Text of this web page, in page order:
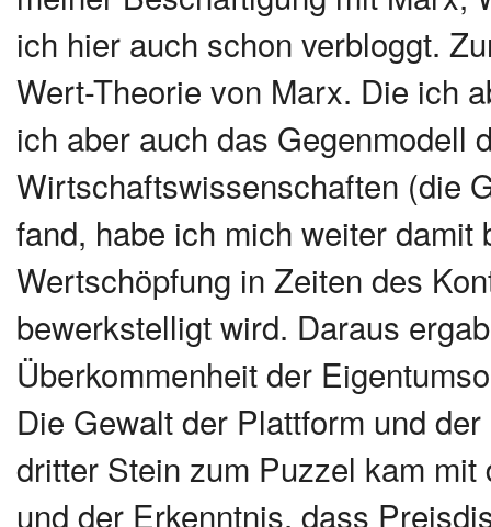
ich hier auch schon verbloggt.
Wert-Theorie von Marx. Die ich
ich aber auch das Gegenmodell
Wirtschaftswissenschaften (die
fand, habe ich mich weiter
Wertschöpfung in Zeiten des
bewerkstelligt wird. Daraus
Überkommenheit der
Die Gewalt der Plattform und
dritter Stein zum Puzzel kam
und der Erkenntnis, dass